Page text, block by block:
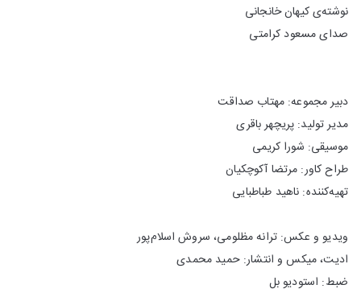
نوشته‌ی کیهان خانجانی
صدای مسعود کرامتی
دبیر مجموعه: مهتاب صداقت
مدیر تولید: پریچهر باقری
موسیقی: شورا کریمی
طراح کاور: مرتضا آکوچکیان
تهیه‌کننده: ناهید طباطبایی
ویدیو و عکس: ترانه مظلومی، سروش اسلام‌پور
ادیت، میکس و انتشار: حمید محمدی
ضبط: استودیو بل